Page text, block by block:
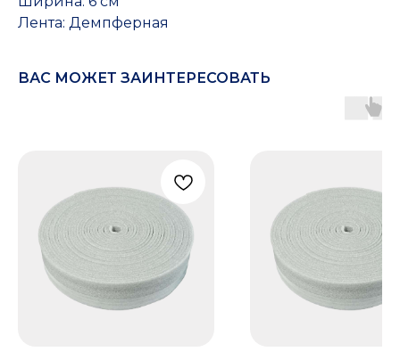
Лента: Демпферная
ВАС МОЖЕТ ЗАИНТЕРЕСОВАТЬ